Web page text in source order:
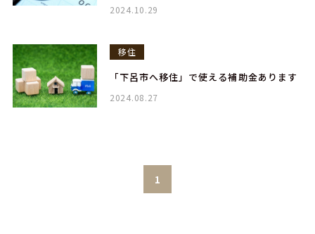
2024.10.29
移住
「下呂市へ移住」で使える補助金あります
2024.08.27
1